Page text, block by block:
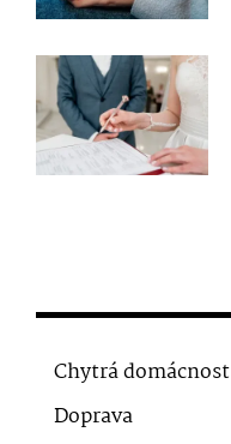
Chytrá domácnost
Doprava